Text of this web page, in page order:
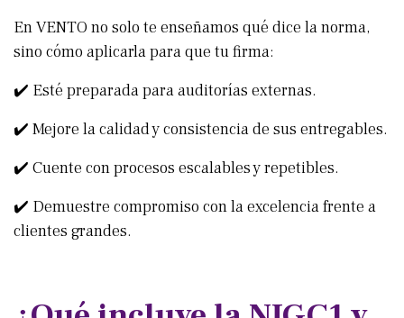
En VENTO no solo te enseñamos qué dice la norma,
sino cómo aplicarla para que tu firma:
✔️ Esté preparada para auditorías externas.
✔️ Mejore la calidad y consistencia de sus entregables.
✔️ Cuente con procesos escalables y repetibles.
✔️ Demuestre compromiso con la excelencia frente a
clientes grandes.